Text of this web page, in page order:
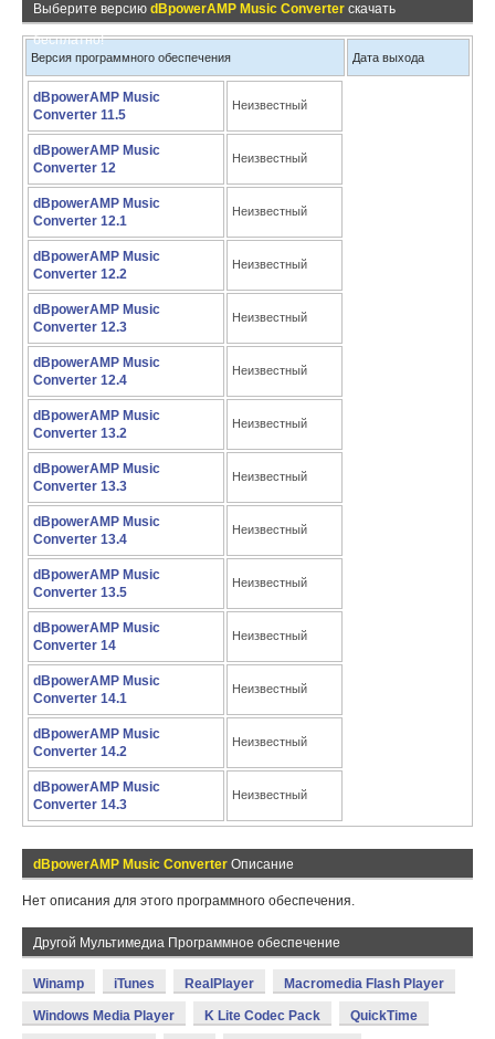
Выберите версию dBpowerAMP Music Converter скачать
бесплатно!
Версия программного обеспечения Дата выхода
dBpowerAMP Music
Converter 11.5
Неизвестный
dBpowerAMP Music
Converter 12
Неизвестный
dBpowerAMP Music
Converter 12.1
Неизвестный
dBpowerAMP Music
Converter 12.2
Неизвестный
dBpowerAMP Music
Converter 12.3
Неизвестный
dBpowerAMP Music
Converter 12.4
Неизвестный
dBpowerAMP Music
Converter 13.2
Неизвестный
dBpowerAMP Music
Converter 13.3
Неизвестный
dBpowerAMP Music
Converter 13.4
Неизвестный
dBpowerAMP Music
Converter 13.5
Неизвестный
dBpowerAMP Music
Converter 14
Неизвестный
dBpowerAMP Music
Converter 14.1
Неизвестный
dBpowerAMP Music
Converter 14.2
Неизвестный
dBpowerAMP Music
Converter 14.3
Неизвестный
dBpowerAMP Music Converter Описание
Нет описания для этого программного обеспечения.
Другой Мультимедиа Программное обеспечение
Winamp iTunes RealPlayer Macromedia Flash Player
Windows Media Player K Lite Codec Pack QuickTime